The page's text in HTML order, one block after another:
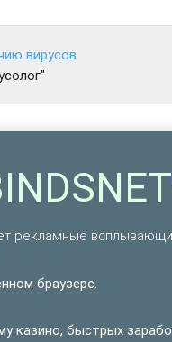
вирусов
рекламные
браузере.
казино, быстрых